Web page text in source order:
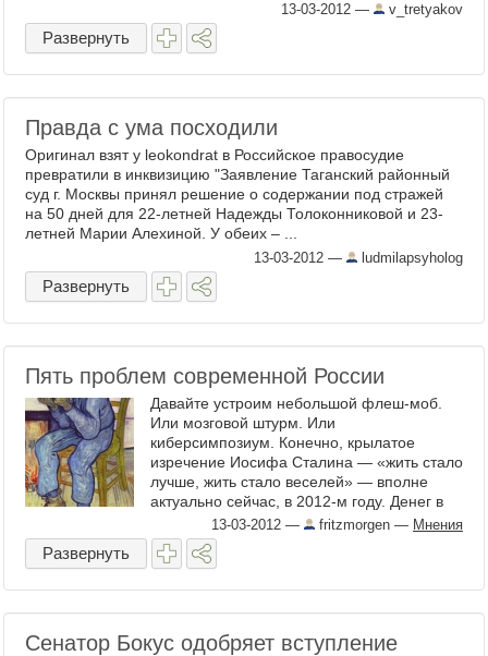
13-03-2012 — v_tretyakov
Развернуть
Правда с ума посходили
Оригинал взят у leokondrat в Российское правосудие
превратили в инквизицию "Заявление Таганский районный
суд г. Москвы принял решение о содержании под стражей
на 50 дней для 22-летней Надежды Толоконниковой и 23-
летней Марии Алехиной. У обеих – ...
13-03-2012 — ludmilapsyholog
Развернуть
Пять проблем современной России
Давайте устроим небольшой флеш-моб.
Или мозговой штурм. Или
киберсимпозиум. Конечно, крылатое
изречение Иосифа Сталина — «жить стало
лучше, жить стало веселей» — вполне
актуально сейчас, в 2012-м году. Денег в
стране стало больше, магазины ...
13-03-2012 — fritzmorgen — Мнения
Развернуть
Сенатор Бокус одобряет вступление